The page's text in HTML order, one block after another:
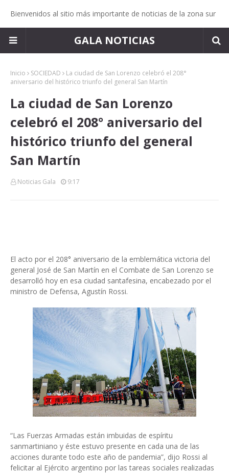
Bienvenidos al sitio más importante de noticias de la zona sur
GALA NOTICIAS
Inicio SOCIEDAD
La ciudad de San Lorenzo celebró el 208°
aniversario del histórico triunfo del general San Martín
La ciudad de San Lorenzo
celebró el 208° aniversario del
histórico triunfo del general
San Martín
Noticias Gala 9:17
El acto por el 208° aniversario de la emblemática victoria del
general José de San Martín en el Combate de San Lorenzo se
desarrolló hoy en esa ciudad santafesina, encabezado por el
ministro de Defensa, Agustín Rossi.
“Las Fuerzas Armadas están imbuidas de espíritu
sanmartiniano y éste estuvo presente en cada una de las
acciones durante todo este año de pandemia”, dijo Rossi al
felicitar al Ejército argentino por las tareas sociales realizadas